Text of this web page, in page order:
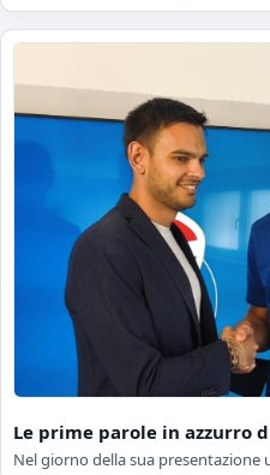
Le prime parole in azzurro
Nel giorno della sua presentazione